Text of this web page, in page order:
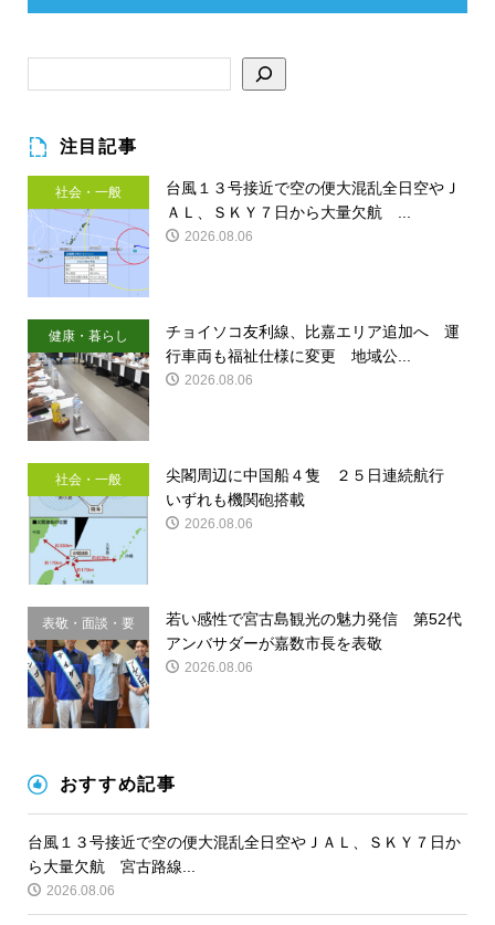
注目記事
社会・一般
台風１３号接近で空の便大混乱全日空やＪ
ＡＬ、ＳＫＹ７日から大量欠航 ...
2026.08.06
健康・暮らし
チョイソコ友利線、比嘉エリア追加へ 運
行車両も福祉仕様に変更 地域公...
2026.08.06
社会・一般
尖閣周辺に中国船４隻 ２５日連続航行
いずれも機関砲搭載
2026.08.06
表敬・面談・要
請
若い感性で宮古島観光の魅力発信 第52代
アンバサダーが嘉数市長を表敬
2026.08.06
おすすめ記事
台風１３号接近で空の便大混乱全日空やＪＡＬ、ＳＫＹ７日か
ら大量欠航 宮古路線...
2026.08.06